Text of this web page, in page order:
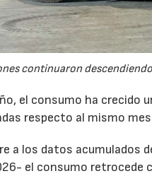
continuaron
el consumo ha crecido
respecto al mismo
a los datos acumulados
el consumo retrocede